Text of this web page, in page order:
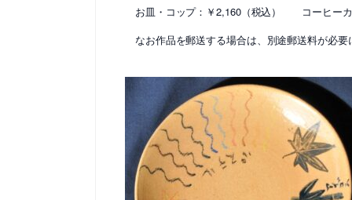
お皿・コップ：￥2,160（税込） コーヒー
なお作品を郵送する場合は、別途郵送料が必要